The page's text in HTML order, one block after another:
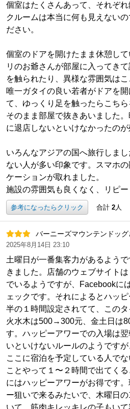
個室はたくさんあって、それぞ
クルームは本当に何も見えない
ださい。
個室のドアを開けたまま休憩し
リのお爺さんが部屋に入ってき
を触られたり、異様な雰囲気はこ
唯一ガタイの良い若者がドアを
て、ゆっくり足を触ったらこちら
そのまま部屋で抜きあいました
に退店しないといけなかったのが
いろんなアジアの国へ旅行しま
ない人が多い印象です。スマホ
ケーションが取れました。
施設の雰囲気も良くなく、リピー
参考になったらクリック 合計 2人
バーニーズマウンテンドッグ
2025年8月14日 23:10
土曜日が一番集客力があるよう
きました。店舗のウェブサイト
でいるようですが、Facebookに
ェックです。それによるとハッ
半の１時間設定されてて、この
火水木は500→300元、金土日は
す。ハッピーアワーでの入場は
いといけないルールのようです
ここに宿泊を予定している人で
ことやって１〜２時間で出てく
にはハッピーアワーがお得です
ー狙いで来るみたいで、木曜日
いて、筋肉キレッキレの子もいて